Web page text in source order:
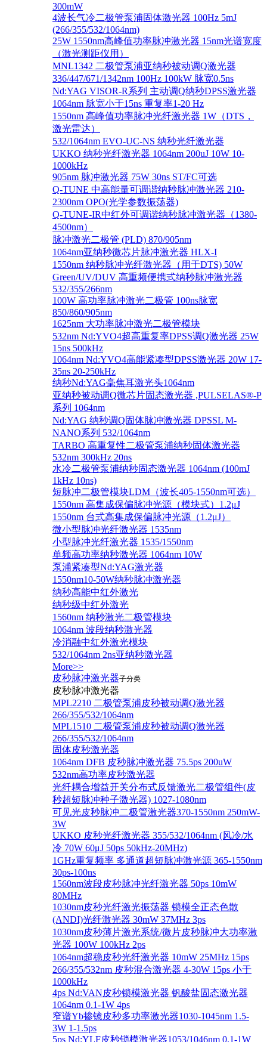
300mW
4波长气冷二极管泵浦固体激光器 100Hz 5mJ
(266/355/532/1064nm)
25W 1550nm高峰值功率脉冲激光器 15nm光谱宽度
（激光测距仪用）
MNL1342 二极管泵浦亚纳秒被动调Q激光器
336/447/671/1342nm 100Hz 100kW 脉宽0.5ns
Nd:YAG VISOR-R系列 主动调Q纳秒DPSS激光器
1064nm 脉宽小于15ns 重复率1-20 Hz
1550nm 高峰值功率脉冲光纤激光器 1W（DTS，
激光雷达）
532/1064nm EVO-UC-NS 纳秒光纤激光器
UKKO 纳秒光纤激光器 1064nm 200uJ 10W 10-
1000kHz
905nm 脉冲激光器 75W 30ns ST/FC可选
Q-TUNE 中高能量可调谐纳秒脉冲激光器 210-
2300nm OPO(光学参数振荡器)
Q-TUNE-IR中红外可调谐纳秒脉冲激光器（1380-
4500nm）
脉冲激光二极管 (PLD) 870/905nm
1064nm亚纳秒微芯片脉冲激光器 HLX-I
1550nm 纳秒脉冲光纤激光器（用于DTS) 50W
Green/UV/DUV 高重频便携式纳秒脉冲激光器
532/355/266nm
100W 高功率脉冲激光二极管 100ns脉宽
850/860/905nm
1625nm 大功率脉冲激光二极管模块
532nm Nd:YVO4超高重复率DPSS调Q激光器 25W
15ns 500kHz
1064nm Nd:YVO4高能紧凑型DPSS激光器 20W 17-
35ns 20-250kHz
纳秒Nd:YAG毫焦耳激光头1064nm
亚纳秒被动调Q微芯片固态激光器 ,PULSELAS®-P
系列 1064nm
Nd:YAG 纳秒调Q固体脉冲激光器 DPSSL M-
NANO系列 532/1064nm
TARBO 高重复性二极管泵浦纳秒固体激光器
532nm 300kHz 20ns
水冷二极管泵浦纳秒固态激光器 1064nm (100mJ
1kHz 10ns)
短脉冲二极管模块LDM（波长405-1550nm可选）
1550nm 高集成保偏脉冲光源（模块式）1.2μJ
1550nm 台式高集成保偏脉冲光源（1.2μJ）
微小型脉冲光纤激光器 1535nm
小型脉冲光纤激光器 1535/1550nm
单频高功率纳秒激光器 1064nm 10W
泵浦紧凑型Nd:YAG激光器
1550nm10-50W纳秒脉冲激光器
纳秒高能中红外激光
纳秒级中红外激光
1560nm 纳秒激光二极管模块
1064nm 波段纳秒激光器
冷消融中红外激光模块
532/1064nm 2ns亚纳秒激光器
More>>
皮秒脉冲激光器子分类
皮秒脉冲激光器
​MPL2210 二极管泵浦皮秒被动调Q激光器
266/355/532/1064nm
MPL1510 二极管泵浦皮秒被动调Q激光器
266/355/532/1064nm
固体皮秒激光器
1064nm DFB 皮秒脉冲激光器 75.5ps 200uW
532nm高功率皮秒激光器
光纤耦合增益开关分布式反馈激光二极管组件(皮
秒超短脉冲种子激光器) 1027-1080nm
可见光皮秒脉冲二极管激光器370-1550nm 250mW-
3W
UKKO 皮秒光纤激光器 355/532/1064nm (风冷/水
冷 70W 60μJ 50ps 50kHz-20MHz)
1GHz重复频率 多通道超短脉冲激光源 365-1550nm
30ps-100ns
1560nm波段皮秒脉冲光纤激光器 50ps 10mW
80MHz
1030nm皮秒光纤激光振荡器 锁模全正态色散
(ANDI)光纤激光器 30mW 37MHz 3ps
1030nm皮秒薄片激光系统/微片皮秒脉冲大功率激
光器 100W 100kHz 2ps
1064nm超稳皮秒光纤激光器 10mW 25MHz 15ps
266/355/532nm 皮秒混合激光器 4-30W 15ps 小于
1000kHz
4ps Nd:VAN皮秒锁模激光器 钒酸盐固态激光器
1064nm 0.1-1W 4ps
窄谱Yb掺镱皮秒多功率激光器1030-1045nm 1.5-
3W 1-1.5ps
5ps Nd:YLF皮秒锁模激光器1053/1046nm 0.1-1W